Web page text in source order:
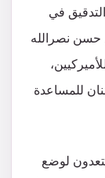
في
حسن نصرالله
للمساعدة
لوضع